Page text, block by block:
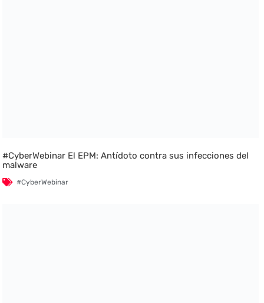
#CyberWebinar El EPM: Antídoto contra sus infecciones del
malware
#CyberWebinar